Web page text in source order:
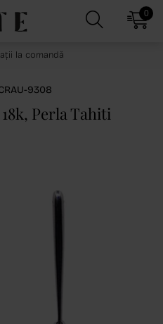
0
la comandă
9308
Perla Tahiti